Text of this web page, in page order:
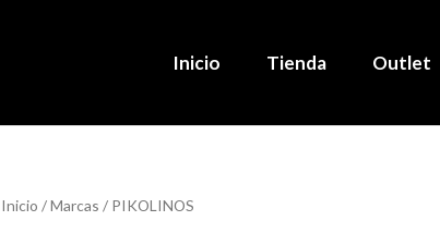
Inicio Tienda Outlet
Inicio / Marcas / PIKOLINOS